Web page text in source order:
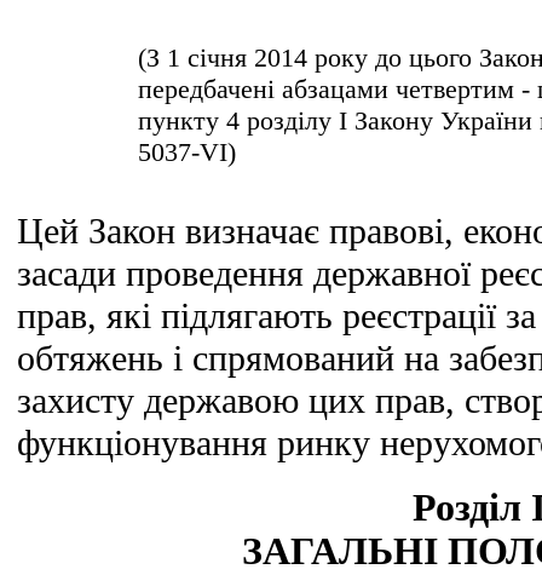
(З 1 січня 2014 року до цього
передбачені абзацами четвертим
пункту 4 розділу І Закону
5037-VI)
Цей Закон визначає правові,
засади проведення державної
прав, які підлягають реєстрації
обтяжень і спрямований на
захисту державою цих прав,
функціонування ринку
Розділ
ЗАГАЛЬНІ